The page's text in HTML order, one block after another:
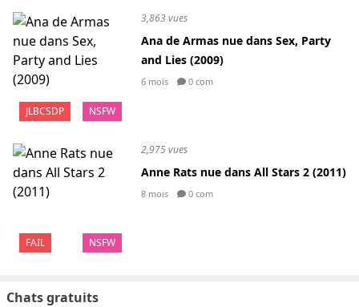
JLBCSDP NSFW
3,863 vues
Ana de Armas nue dans Sex, Party
and Lies (2009)
6 mois 0 com
FAIL NSFW
2,975 vues
Anne Rats nue dans All Stars 2 (2011)
8 mois 0 com
Chats gratuits